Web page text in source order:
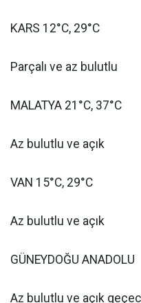
KARS 12°C, 29°C
Parçalı ve az bulutlu
MALATYA 21°C, 37°C
Az bulutlu ve açık
VAN 15°C, 29°C
Az bulutlu ve açık
GÜNEYDOĞU ANADOLU
Az bulutlu ve açık